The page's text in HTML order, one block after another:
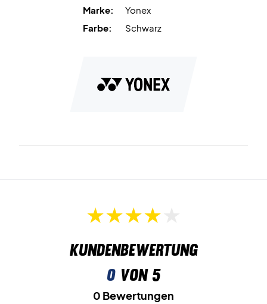
Marke:
Yonex
Farbe:
Schwarz
Kundenbewertung
0von 5
0 Bewertungen